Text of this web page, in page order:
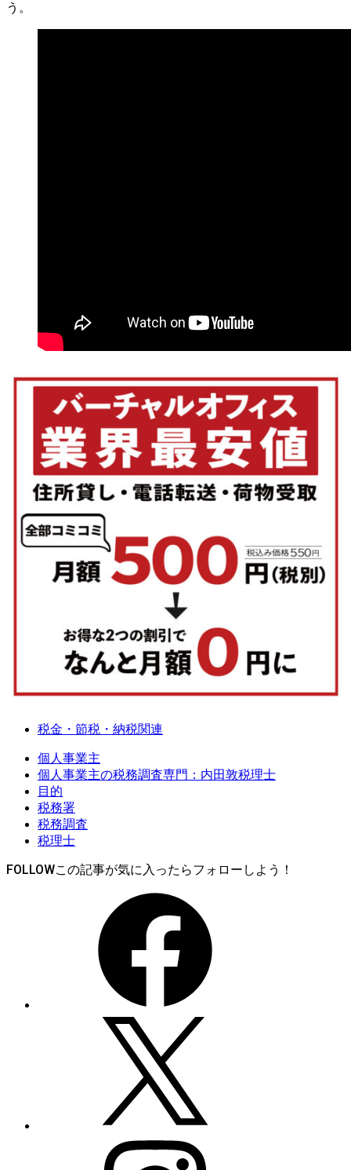
う。
税金・節税・納税関連
個人事業主
個人事業主の税務調査専門：内田敦税理士
目的
税務署
税務調査
税理士
FOLLOW